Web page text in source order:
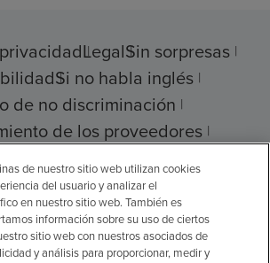
LegalSin sorpresas
Si no habla inglés
de no discriminación
de los proveedores
de precios
Health Corporation
de nuestro sitio web utilizan cookies
del usuario y analizar el
en nuestro sitio web. También es
información sobre su uso de ciertos
sitio web con nuestros asociados de
y análisis para proporcionar, medir y